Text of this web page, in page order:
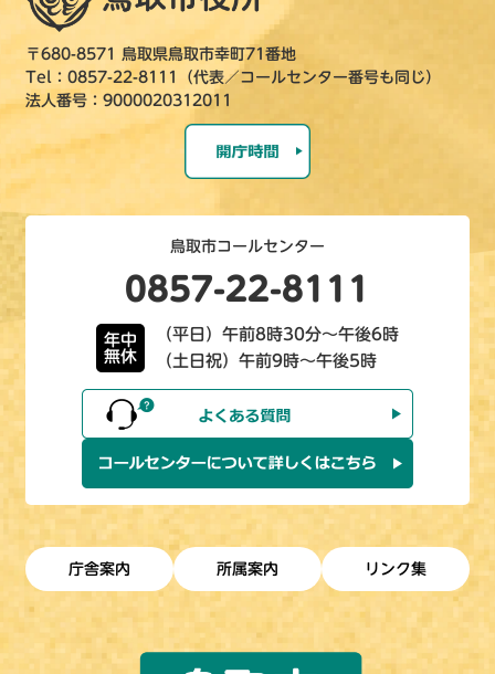
〒680-8571 鳥取県鳥取市幸町71番地
Tel：0857-22-8111（代表／コールセンター番号も同じ）
法人番号：9000020312011
鳥取市コールセンター
0857-22-8111
年中
無休
（平日）午前8時30分～午後6時
（土日祝）午前9時～午後5時
庁舎案内 所属案内 リンク集